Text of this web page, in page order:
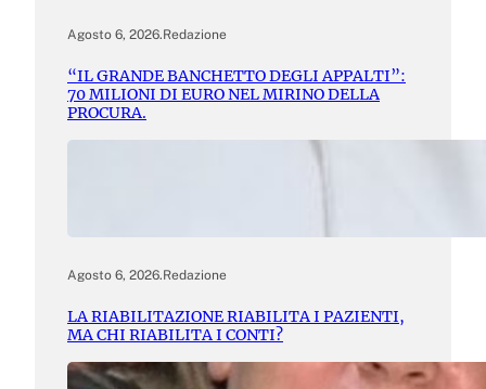
Agosto 6, 2026.Redazione
“IL GRANDE BANCHETTO DEGLI APPALTI”:
70 MILIONI DI EURO NEL MIRINO DELLA
PROCURA.
Agosto 6, 2026.Redazione
LA RIABILITAZIONE RIABILITA I PAZIENTI,
MA CHI RIABILITA I CONTI?